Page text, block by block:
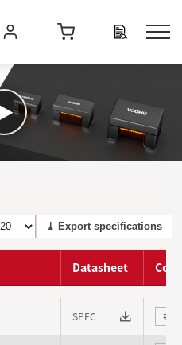
⤓ Export specifications
Datasheet
SPEC ⇄